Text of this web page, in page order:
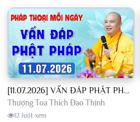
[11.07.2026] VẤN ĐÁP PHẬT PHÁP - Nghe Thầy giảng Pháp mỗi ngày CÔNG ĐỨC VÔ LƯỢNG│TT. Thích Đạo Thịnh
Thượng Toạ Thích Đạo Thịnh
12 lượt xem